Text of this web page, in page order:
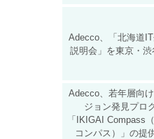
Adecco、「北海道
説明会」を東京・渋
Adecco、若年層向
ジョン発見プロ
「IKIGAI Compass
コンパス）」の提